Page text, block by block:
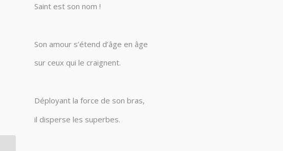
Saint est son nom !
Son amour s’étend d’âge en âge
sur ceux qui le craignent.
Déployant la force de son bras,
il disperse les superbes.